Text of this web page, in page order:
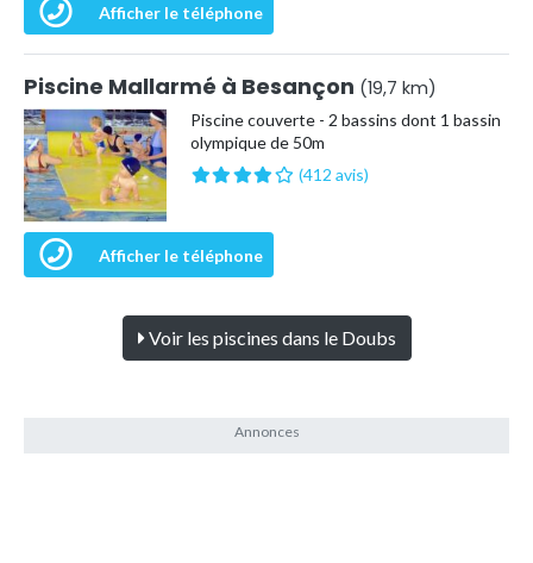
Afficher le téléphone
Piscine Mallarmé à Besançon (19,7 km)
Piscine couverte - 2 bassins dont 1 bassin
olympique de 50m
(412 avis)
Afficher le téléphone
Voir les piscines dans le Doubs